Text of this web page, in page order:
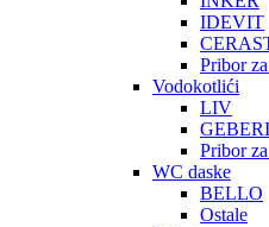
IDEVIT
Pribor
Vodokotlići
LIV
Pribor
WC daske
BELLO
Ostale